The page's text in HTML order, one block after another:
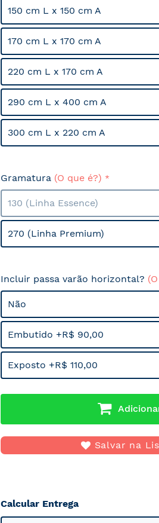
150 cm L x 150 cm A
170 cm L x 170 cm A
220 cm L x 170 cm A
290 cm L x 400 cm A
300 cm L x 220 cm A
Gramatura (O que é?)
130 (Linha Essence)
270 (Linha Premium)
Incluir passa varão horizontal?
Não
Embutido +R$ 90,00
Exposto +R$ 110,00
Salvar na
Calcular Entrega